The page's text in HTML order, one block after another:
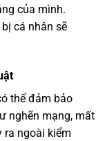
của mình.
cá nhân sẽ
thể đảm bảo
nghẽn mạng, mất
ra ngoài kiểm